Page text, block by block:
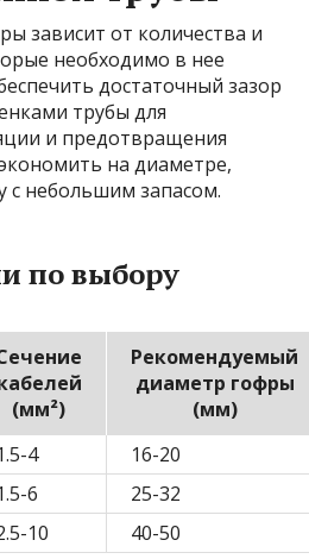
зависит от количества и
необходимо в нее
достаточный зазор
трубы для
и предотвращения
на диаметре,
с небольшим запасом.
по выбору
(мм²)
Рекомендуемый
диаметр гофры
(мм)
4
16-20
6
25-32
10
40-50